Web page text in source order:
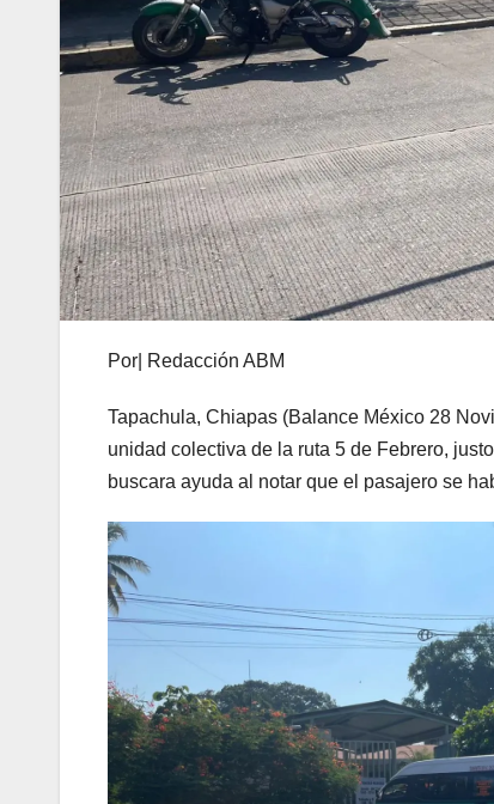
Por| Redacción ABM
Tapachula, Chiapas (Balance México 28
unidad colectiva de la ruta 5 de Febrero,
buscara ayuda al notar que el pasajero se